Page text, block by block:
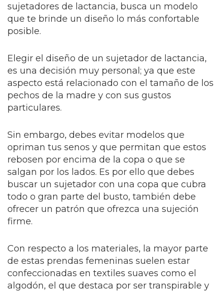
sujetadores de lactancia, busca un modelo
que te brinde un diseño lo más confortable
posible.
Elegir el diseño de un sujetador de lactancia,
es una decisión muy personal; ya que este
aspecto está relacionado con el tamaño de los
pechos de la madre y con sus gustos
particulares.
Sin embargo, debes evitar modelos que
opriman tus senos y que permitan que estos
rebosen por encima de la copa o que se
salgan por los lados. Es por ello que debes
buscar un sujetador con una copa que cubra
todo o gran parte del busto, también debe
ofrecer un patrón que ofrezca una sujeción
firme.
Con respecto a los materiales, la mayor parte
de estas prendas femeninas suelen estar
confeccionadas en textiles suaves como el
algodón, el que destaca por ser transpirable y